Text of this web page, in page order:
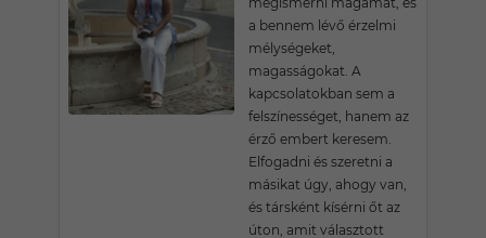
a bennem lévő érzelmi
mélységeket,
magasságokat. A
kapcsolatokban sem a
felszínességet, hanem az
érző embert keresem.
Elfogadni és szeretni a
másikat úgy, ahogy van,
és társként kísérni őt az
úton, amit választott